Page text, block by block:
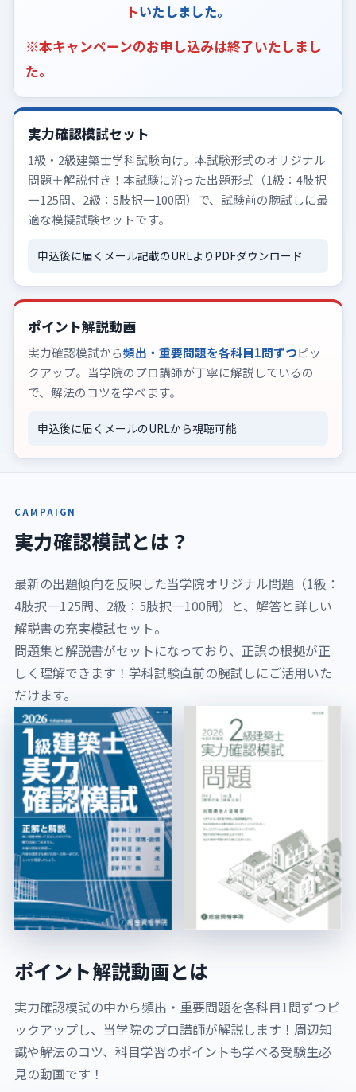
トいたしました。
※本キャンペーンのお申し込みは終了いたしまし
た。
実力確認模試セット
1級・2級建築士学科試験向け。本試験形式のオリジナル
問題＋解説付き！本試験に沿った出題形式（1級：4肢択
一125問、2級：5肢択一100問）で、試験前の腕試しに最
適な模擬試験セットです。
申込後に届くメール記載のURLよりPDFダウンロード
ポイント解説動画
実力確認模試から頻出・重要問題を各科目1問ずつピッ
クアップ。当学院のプロ講師が丁寧に解説しているの
で、解法のコツを学べます。
申込後に届くメールのURLから視聴可能
CAMPAIGN
実力確認模試とは？
最新の出題傾向を反映した当学院オリジナル問題（1級：
4肢択一125問、2級：5肢択一100問）と、解答と詳しい
解説書の充実模試セット。
問題集と解説書がセットになっており、正誤の根拠が正
しく理解できます！学科試験直前の腕試しにご活用いた
だけます。
ポイント解説動画とは
実力確認模試の中から頻出・重要問題を各科目1問ずつピ
ックアップし、当学院のプロ講師が解説します！周辺知
識や解法のコツ、科目学習のポイントも学べる受験生必
見の動画です！